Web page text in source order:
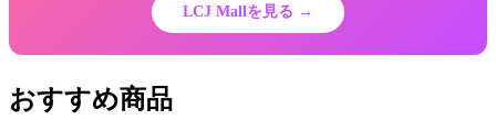
LCJ Mallを見る →
おすすめ商品